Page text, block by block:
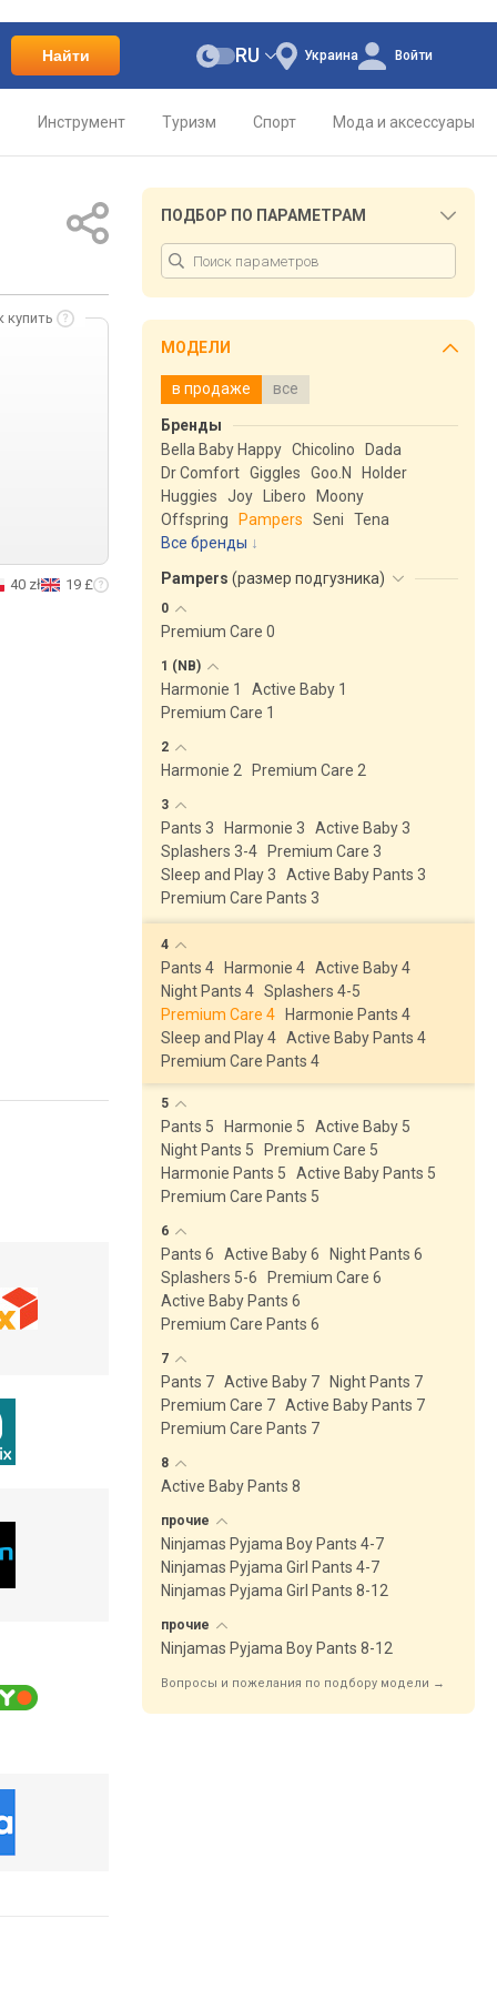
Найти Украина
RU Войти
Инструмент Туризм Спорт Мода и аксессуары
купить
40 zł 19 £
ПОДБОР ПО ПАРАМЕТРАМ
МОДЕЛИ
в продаже все
Бренды
Bella Baby Happy Chicolino
Dada
Dr Comfort Giggles Goo.N
Holder
Huggies
Joy Libero
Moony
Offspring
Pampers Seni
Tena
Все бренды
Pampers (размер подгузника)
0
Premium Care 0
1 (NB)
Harmonie 1
Active Baby 1
Premium Care 1
2
Harmonie 2 Premium Care 2
3
Pants 3 Harmonie 3
Active Baby 3
Splashers 3-4
Premium Care 3
Sleep and Play 3
Active Baby Pants 3
Premium Care Pants 3
4
Pants 4 Harmonie 4 Active Baby 4
Night Pants 4 Splashers 4-5
Premium Care 4
Harmonie Pants 4
Sleep and Play 4 Active Baby Pants 4
Premium Care Pants 4
5
Pants 5 Harmonie 5
Active Baby 5
Night Pants 5
Premium Care 5
Harmonie Pants 5
Active Baby Pants 5
Premium Care Pants 5
6
Pants 6 Active Baby 6
Night Pants 6
Splashers 5-6
Premium Care 6
Active Baby Pants 6
Premium Care Pants 6
7
Pants 7 Active Baby 7
Night Pants 7
Premium Care 7 Active Baby Pants 7
Premium Care Pants 7
8
Active Baby Pants 8
прочие
Ninjamas Pyjama Boy Pants 4-7
Ninjamas Pyjama Girl Pants 4-7
Ninjamas Pyjama Girl Pants 8-12
прочие
Ninjamas Pyjama Boy Pants 8-12
Вопросы и пожелания по подбору модели →